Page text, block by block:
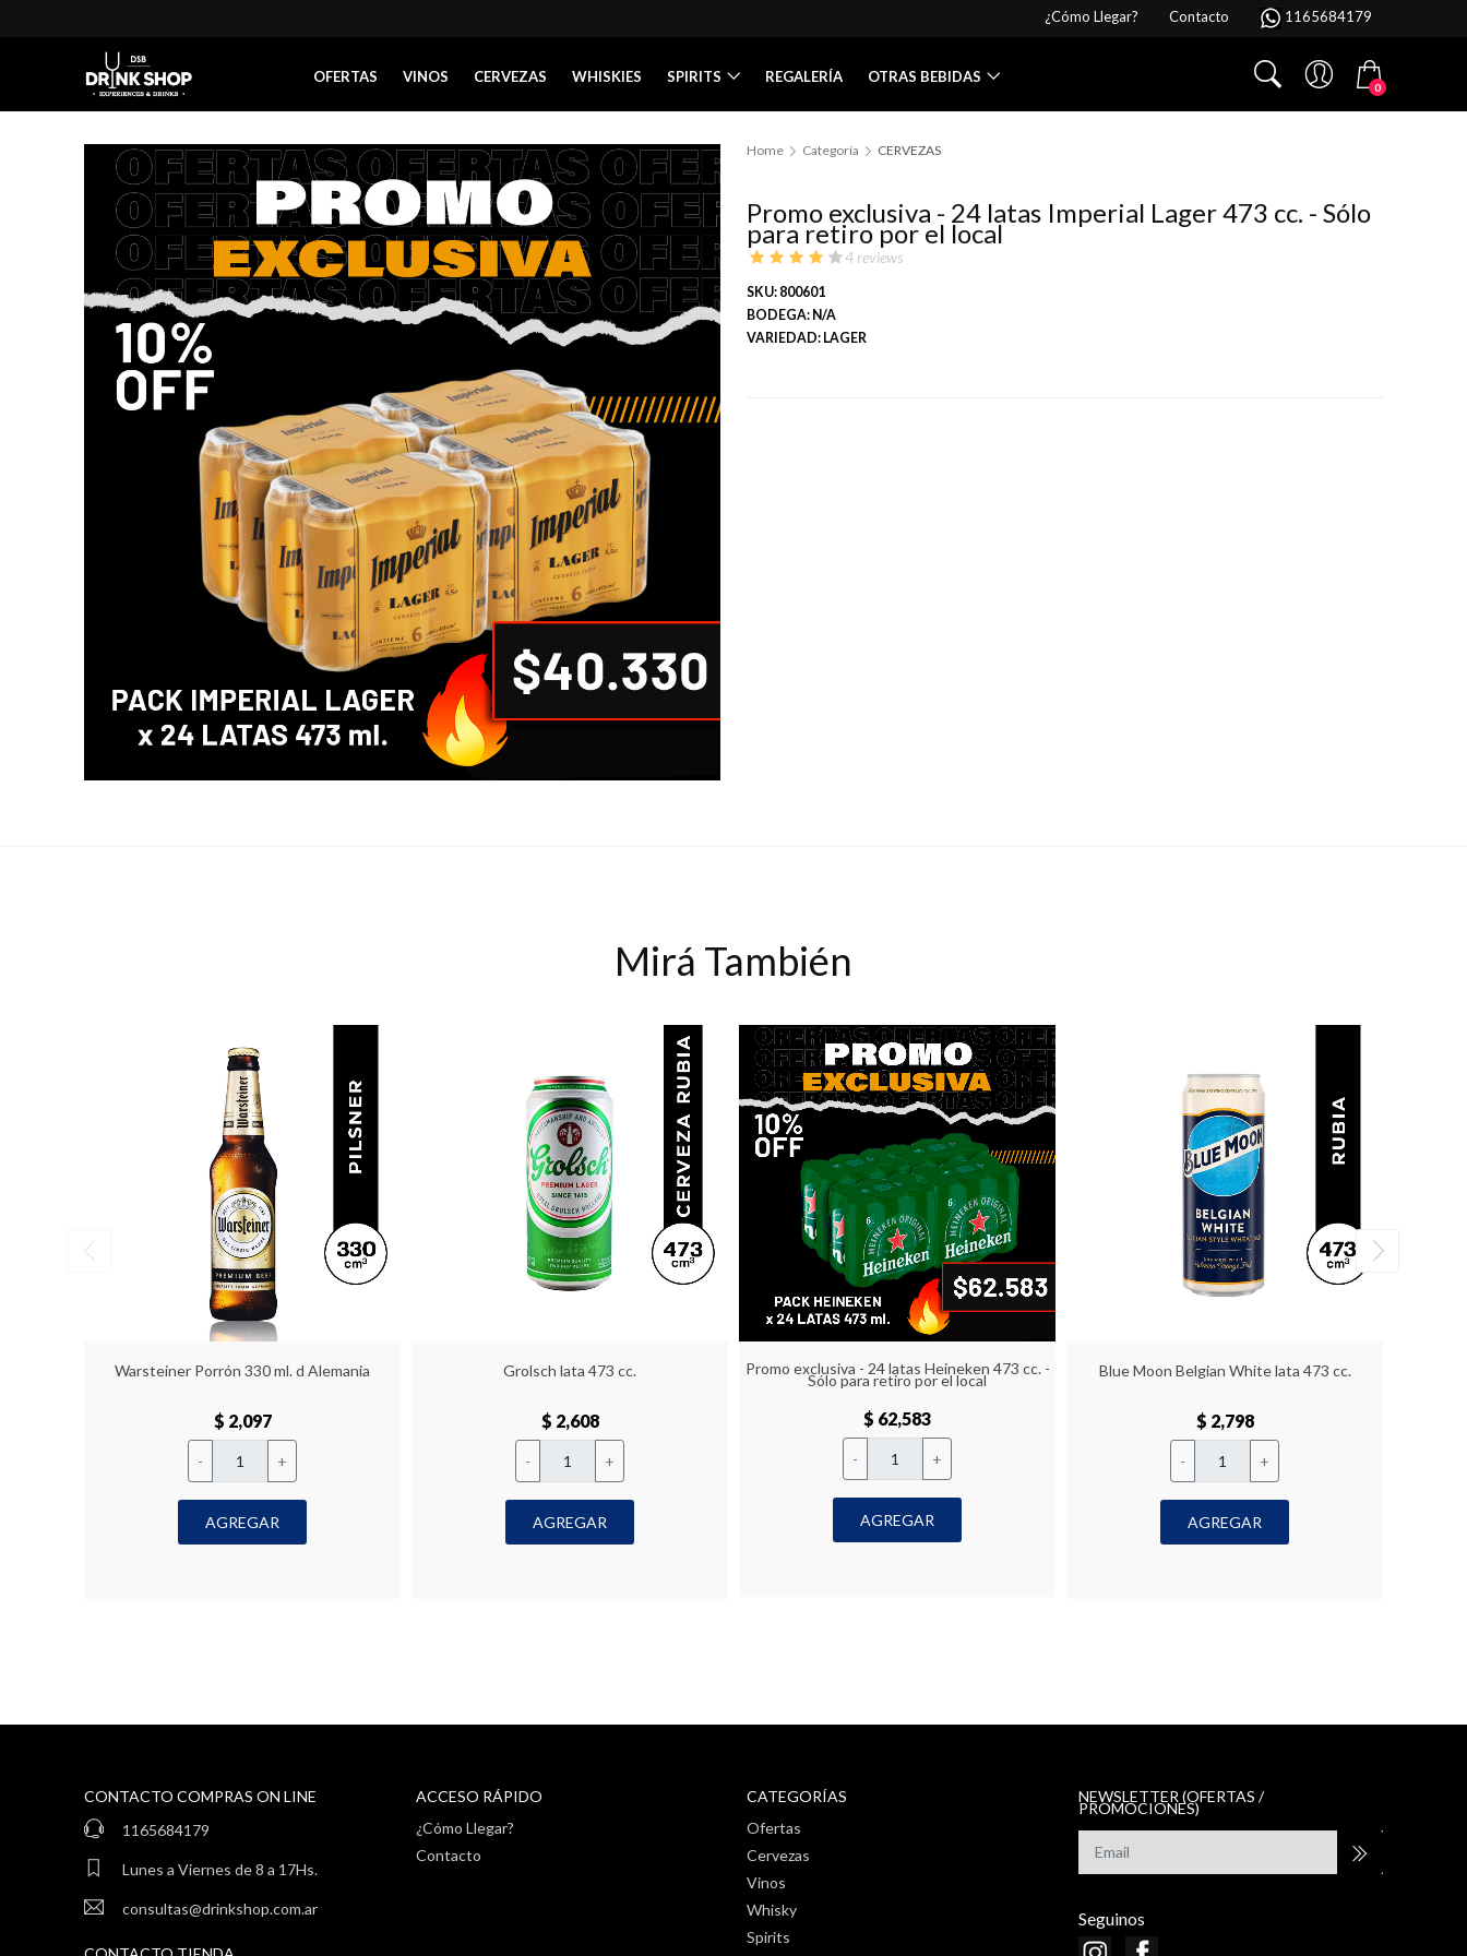
¿Cómo Llegar? Contacto 1165684179
OFERTAS VINOS CERVEZAS WHISKIES SPIRITS REGALERÍA OTRAS BEBIDAS
0
Home Categoría CERVEZAS
Promo exclusiva - 24 latas Imperial Lager 473 cc. - Sólo
para retiro por el local
4 reviews
SKU: 800601
BODEGA: N/A
VARIEDAD: LAGER
Mirá También
Warsteiner Porrón 330 ml. d Alemania
$ 2,097
- +
AGREGAR
Grolsch lata 473 cc.
$ 2,608
- +
AGREGAR
Promo exclusiva - 24 latas Heineken 473 cc. -
Sólo para retiro por el local
$ 62,583
- +
AGREGAR
Blue Moon Belgian White lata 473 cc.
$ 2,798
- +
AGREGAR
CONTACTO COMPRAS ON LINE
1165684179
Lunes a Viernes de 8 a 17Hs.
consultas@drinkshop.com.ar
ACCESO RÁPIDO
¿Cómo Llegar?
Contacto
CATEGORÍAS
Ofertas
Cervezas
Vinos
Whisky
Spirits
NEWSLETTER (OFERTAS /
PROMOCIONES)
Seguinos